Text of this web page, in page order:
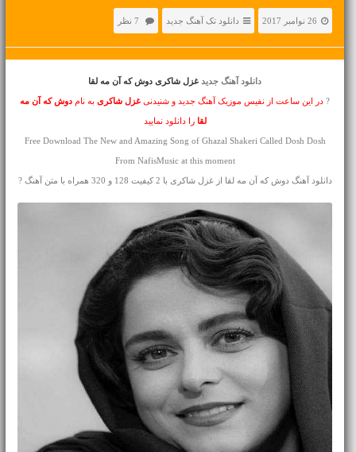
26 نوامبر 2017 دانلود تک آهنگ جدید
دانلود آهنگ جدید غزل شاکری دوش که آن مه لقا
? در این ساعت از نفیس موزیک آهنگ جدید و شنیدنی غزل شاکریبه نام دوش که آن مه
لقا را دانلود نمایید
Free Download The New and Amazing Song of Ghazal Shakeri Called Dosh Dosh
From NafisMusic at this moment
دانلود آهنگ دوش که آن مه لقا از غزل شاکری با 2 کیفیت 128 و 320 همراه با متن آهنگ ?